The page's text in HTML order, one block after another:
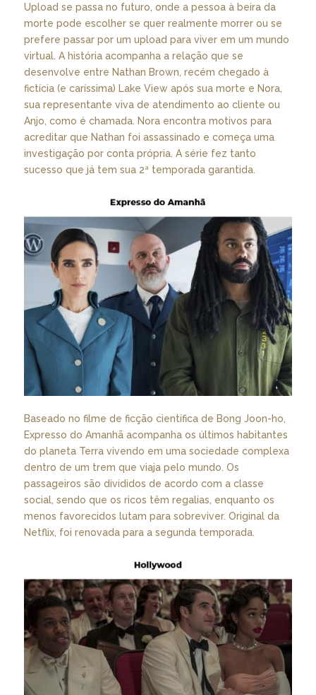
Upload se passa no futuro, onde a pessoa à beira da
morte pode escolher se quer realmente morrer ou se
prefere passar por um upload para viver em um mundo
virtual. A história acompanha a relação que se
desenvolve entre Nathan Brown, recém chegado à
fictícia (e caríssima) Lake View após sua morte e Nora,
sua representante viva de atendimento ao cliente ou
Anjo, como é chamada. Nora encontra motivos para
acreditar que Nathan foi assassinado e começa uma
investigação por conta própria. A série fez tanto
sucesso que já tem sua 2ª temporada garantida.
Baseado no filme de ficção científica de Bong Joon-ho,
Expresso do Amanhã acompanha os últimos habitantes
do planeta Terra vivendo em uma sociedade complexa
dentro de um trem que viaja pelo mundo. Os
passageiros são divididos de acordo com a classe
social, sendo que os ricos têm regalias, enquanto os
menos favorecidos lutam para sobreviver. Original da
Netflix, foi renovada para a segunda temporada.